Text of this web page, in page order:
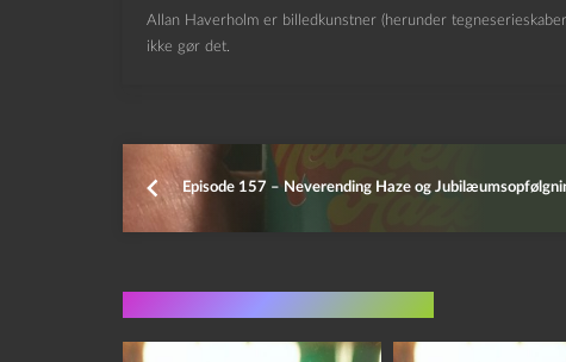
Allan Haverholm er billedkunstner (herunder
ikke gør det.
Episode 157 – Neverending Haze og